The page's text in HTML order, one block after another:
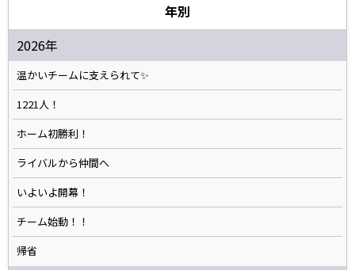
年別
2026年
温かいチームに支えられて✨️
1221人！
ホーム初勝利！
ライバルから仲間へ
いよいよ開幕！
チーム始動！！
帰省